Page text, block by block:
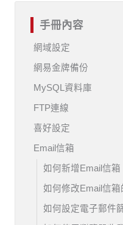
手冊內容
網域設定
網易金牌備份
MySQL資料庫
FTP連線
喜好設定
Email信箱
如何新增Email信箱
如何修改Email信
如何設定電子郵件